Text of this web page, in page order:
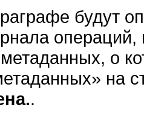
будут
операций,
о
на
.